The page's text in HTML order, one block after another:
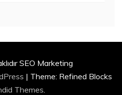
SEO Marketing
| Theme: Refined Blocks
Themes